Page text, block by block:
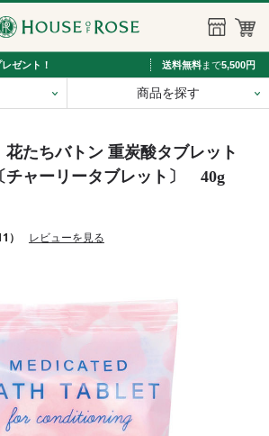
ゼント！ 送料無料まで5,500円
商品を探す
花たちバトン 重炭酸タブレット
チャーリータブレット〕 40g
） レビューを見る